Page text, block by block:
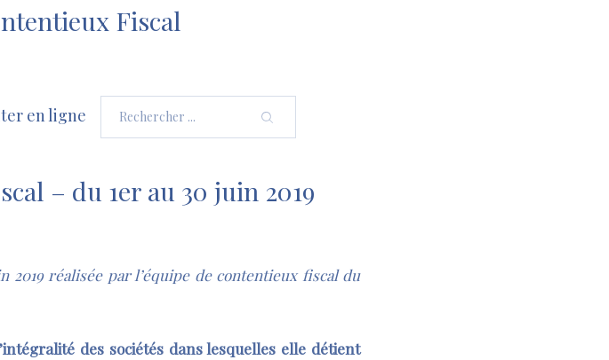
Fiscal
en ligne
– du 1er au 30 juin 2019
réalisée par l’équipe de contentieux fiscal du
des sociétés dans lesquelles elle détient